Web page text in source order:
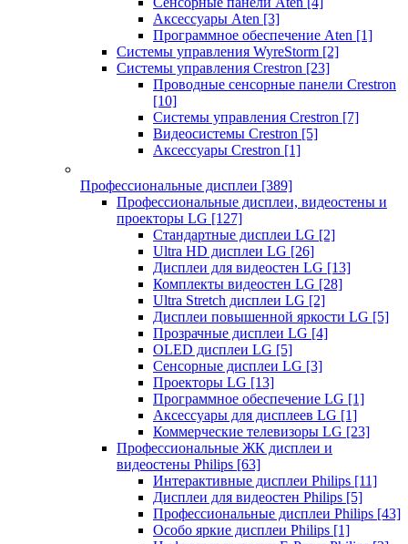
Аксессуары Aten [3]
Программное обеспечение Aten [1]
Системы управления WyreStorm [2]
Системы управления Crestron [23]
Проводные сенсорные панели Crestron
[10]
Системы управления Crestron [7]
Видеосистемы Crestron [5]
Аксессуары Crestron [1]
Профессиональные дисплеи [389]
Профессиональные дисплеи, видеостены и
проекторы LG [127]
Стандартные дисплеи LG [2]
Ultra HD дисплеи LG [26]
Дисплеи для видеостен LG [13]
Комплекты видеостен LG [28]
Ultra Stretch дисплеи LG [2]
Дисплеи повышенной яркости LG [5]
Прозрачные дисплеи LG [4]
OLED дисплеи LG [5]
Сенсорные дисплеи LG [3]
Проекторы LG [13]
Программное обеспечение LG [1]
Аксессуары для дисплеев LG [1]
Коммерческие телевизоры LG [23]
Профессиональные ЖК дисплеи и
видеостены Philips [63]
Интерактивные дисплеи Philips [11]
Дисплеи для видеостен Philips [5]
Профессиональные дисплеи Philips [43]
Особо яркие дисплеи Philips [1]